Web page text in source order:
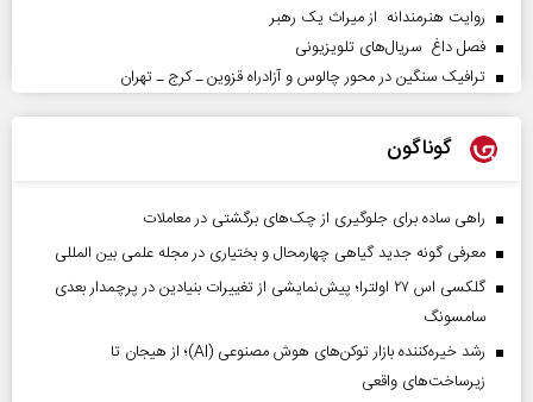
روایت هنرمندانه از میراث یک رهبر
فصل داغ سریال‌های تلویزیونی
ترافیک سنگین در محور چالوس و آزادراه قزوین ـ کرج ـ تهران
گوناگون
راهی ساده برای جلوگیری از چک‌های برگشتی در معاملات
معرفی گونه جدید گیاهی چهارمحال و بختیاری در مجله علمی بین المللی
گلکسی اس ۲۷ اولترا؛ پیش‌نمایشی از تغییرات بنیادین در پرچمدار بعدی
سامسونگ
رشد خیره‌کننده بازار توکن‌های هوش مصنوعی (AI)؛ از هیجان تا
زیرساخت‌های واقعی